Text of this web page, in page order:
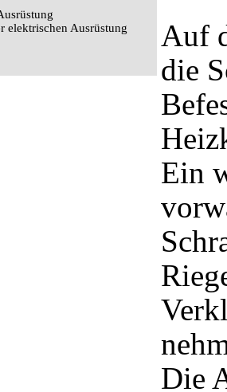
elektrischen Ausrüstung
Auf
die
Ein
Die